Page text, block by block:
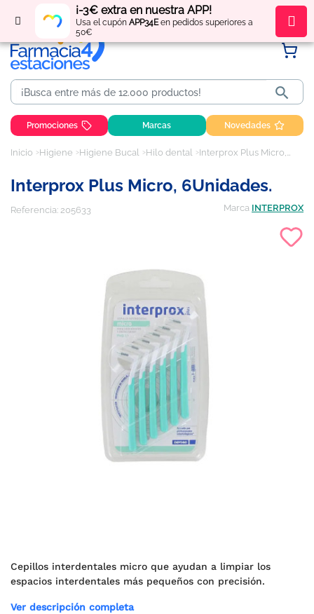
¡-3€ extra en nuestra APP!
Usa el cupón APP34Een pedidos superiores a
50€
Regístratey obténpuntos por tus compras

Promociones Marcas Novedades
Inicio Higiene Higiene Bucal Hilo dental Interprox Plus Micro, 6Unidades.
Interprox Plus Micro, 6Unidades.
Referencia: 205633 Marca INTERPROX
Cepillos interdentales micro que ayudan a limpiar los
espacios interdentales más pequeños con precisión.
Ver descripción completa